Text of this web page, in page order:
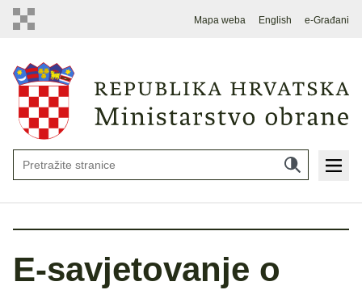
Mapa weba English e-Građani
E-savjetovanje o